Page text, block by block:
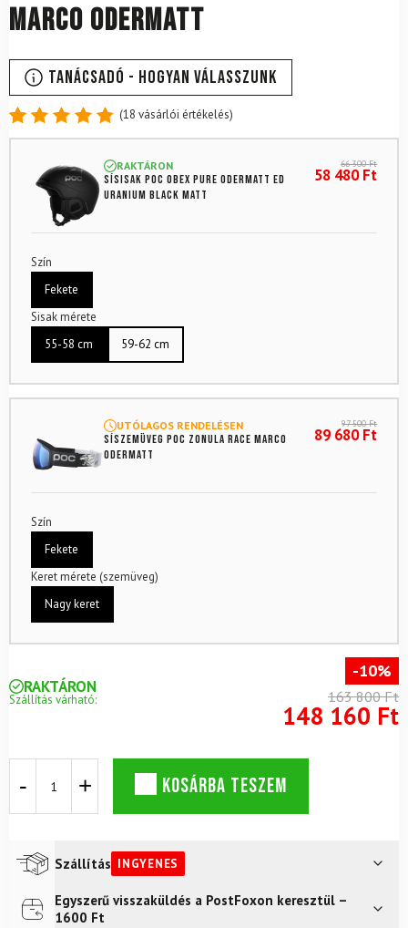
Marco Odermatt
Tanácsadó - Hogyan válasszunk
Értékelés
5-ből,
18
értékelés
alapján
(18 vásárlói értékelés)
RAKTÁRON
Sísisak POC Obex Pure Odermatt Ed
Uranium Black Matt
66 300Ft
58 480Ft
Szín
Fekete
Sisak mérete
55-58 cm
59-62 cm
UTÓLAGOS RENDELÉSEN
Síszemüveg POC Zonula Race Marco
Odermatt
97 500Ft
89 680Ft
Szín
Fekete
Keret mérete (szemüveg)
Nagy keret
RAKTÁRON
Szállítás várható:
-10%
163 800 Ft
148 160 Ft
POC
síszemüveg
Zonula
Race
KOSÁRBA TESZEM
Szállítás INGYENES
Futár a címreIngyenes
Egyszerű visszaküldés a PostFoxon keresztül –
1600 Ft